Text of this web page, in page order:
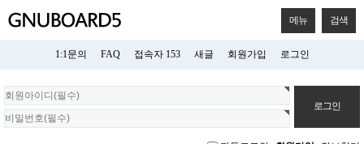
메뉴 검색
1:1문의 FAQ 접속자 153 새글 회원가입 로그인
회
원
로